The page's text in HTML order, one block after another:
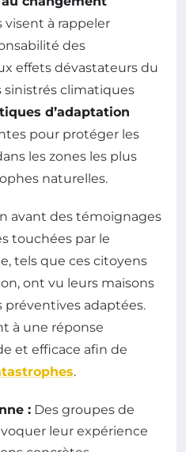
visent à rappeler
des
effets dévastateurs du
sinistrés climatiques
d’adaptation
pour protéger les
les zones les plus
naturelles.
avant des témoignages
touchées par le
tels que ces citoyens
ont vu leurs maisons
adaptées.
à une réponse
et efficace afin de
.
: Des groupes de
leur expérience